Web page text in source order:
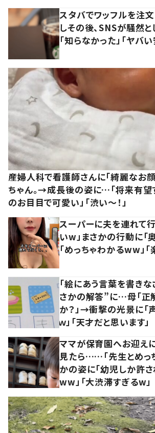
スタバでワッフルを注
しその後、SNSが騒然
「知らなかった」「ヤバい
産婦人科で看護師さんに「綺麗なお
ちゃん。→成長後の姿に…「将来有望
のお目目で可愛い」「渋い～！」
スーパーに夫を連れて
いw」まさかの行動に「
「めっちゃわかるww」「
「絵にあう言葉を書き
さかの解答”に…母「正
か？」→衝撃の光景に「
ｗ」「天才だと思います」
ママが保育園へお迎え
見たら……「先生とめっ
かの姿に「幼児しか許
ww」「大渋滞すぎるw」